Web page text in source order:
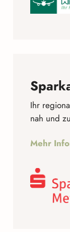
Ihr
nah und
Mehr